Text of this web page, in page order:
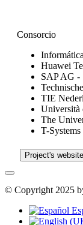
Consorcio
Huawei
SAP AG -
TIE
Università
The
T-
Project's website
© Copyright 2025